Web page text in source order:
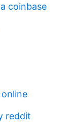
coinbase
reddit